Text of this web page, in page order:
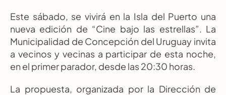
Este sábado, se vivirá en la Isla del Puerto una
nueva edición de “Cine bajo las estrellas”. La
Municipalidad de Concepción del Uruguay invita
a vecinos y vecinas a participar de esta noche,
en el primer parador, desde las 20:30 horas.
La propuesta, organizada por la Dirección de